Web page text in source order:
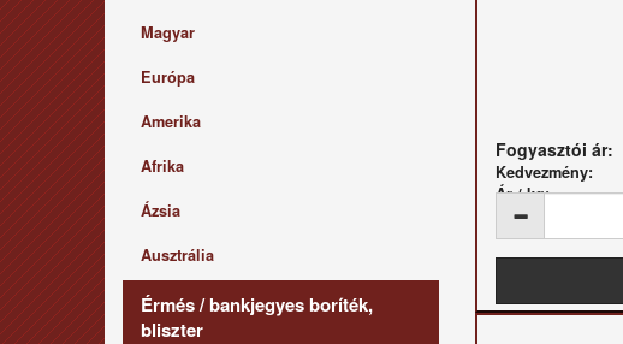
Fogyasztói ár:
Kedvezmény:
Ár / kg:
Magyar
Európa
Amerika
Afrika
Ázsia
Ausztrália
Érmés / bankjegyes boríték,
bliszter